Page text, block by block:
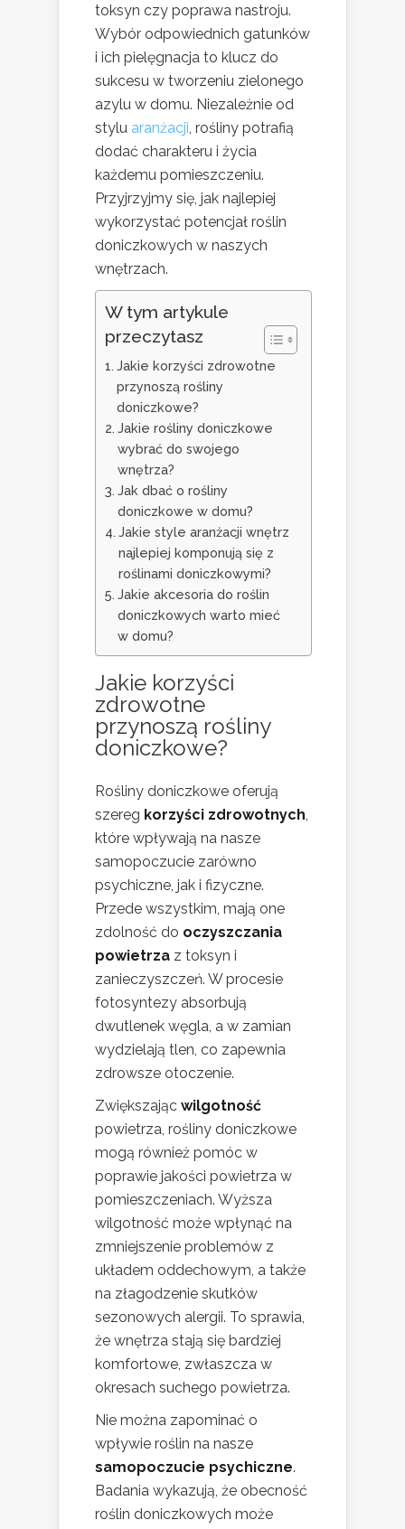
toksyn czy poprawa nastroju.
Wybór odpowiednich gatunków
i ich pielęgnacja to klucz do
sukcesu w tworzeniu zielonego
azylu w domu. Niezależnie od
stylu aranżacji, rośliny potrafią
dodać charakteru i życia
każdemu pomieszczeniu.
Przyjrzyjmy się, jak najlepiej
wykorzystać potencjał roślin
doniczkowych w naszych
wnętrzach.
W tym artykule
przeczytasz
Jakie korzyści zdrowotne
przynoszą rośliny
doniczkowe?
Jakie rośliny doniczkowe
wybrać do swojego
wnętrza?
Jak dbać o rośliny
doniczkowe w domu?
Jakie style aranżacji wnętrz
najlepiej komponują się z
roślinami doniczkowymi?
Jakie akcesoria do roślin
doniczkowych warto mieć
w domu?
Jakie korzyści
zdrowotne
przynoszą rośliny
doniczkowe?
Rośliny doniczkowe oferują
szereg korzyści zdrowotnych,
które wpływają na nasze
samopoczucie zarówno
psychiczne, jak i fizyczne.
Przede wszystkim, mają one
zdolność do oczyszczania
powietrza z toksyn i
zanieczyszczeń. W procesie
fotosyntezy absorbują
dwutlenek węgla, a w zamian
wydzielają tlen, co zapewnia
zdrowsze otoczenie.
Zwiększając wilgotność
powietrza, rośliny doniczkowe
mogą również pomóc w
poprawie jakości powietrza w
pomieszczeniach. Wyższa
wilgotność może wpłynąć na
zmniejszenie problemów z
układem oddechowym, a także
na złagodzenie skutków
sezonowych alergii. To sprawia,
że wnętrza stają się bardziej
komfortowe, zwłaszcza w
okresach suchego powietrza.
Nie można zapominać o
wpływie roślin na nasze
samopoczucie psychiczne.
Badania wykazują, że obecność
roślin doniczkowych może